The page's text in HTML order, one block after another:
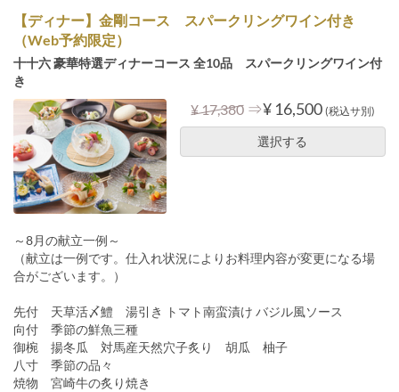
【ディナー】金剛コース スパークリングワイン付き
（Web予約限定）
十十六 豪華特選ディナーコース 全10品 スパークリングワイン付
き
¥ 17,380 ⇒¥ 16,500 (税込サ別)
選択する
～8月の献立一例～
（献立は一例です。仕入れ状況によりお料理内容が変更になる場
合がございます。）
先付 天草活〆鱧 湯引き トマト南蛮漬け バジル風ソース
向付 季節の鮮魚三種
御椀 揚冬瓜 対馬産天然穴子炙り 胡瓜 柚子
八寸 季節の品々
焼物 宮崎牛の炙り焼き